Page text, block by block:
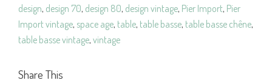
design, design 70, design 80, design vintage, Pier Import, Pier
Import vintage, space age, table, table basse, table basse chêne,
table basse vintage, vintage
Share This